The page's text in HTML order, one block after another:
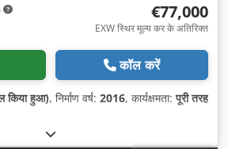
€77,000
EXW स्थिर मूल्य कर के अतिरिक्त
कॉल करें
किया हुआ), निर्माण वर्ष: 2016, कार्यक्षमता:पूरी तरह